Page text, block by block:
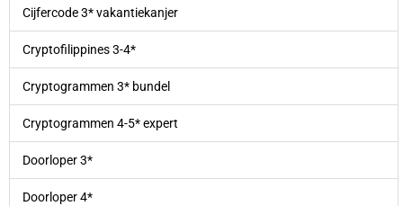
Cijfercode 3* vakantiekanjer
Cryptofilippines 3-4*
Cryptogrammen 3* bundel
Cryptogrammen 4-5* expert
Doorloper 3*
Doorloper 4*